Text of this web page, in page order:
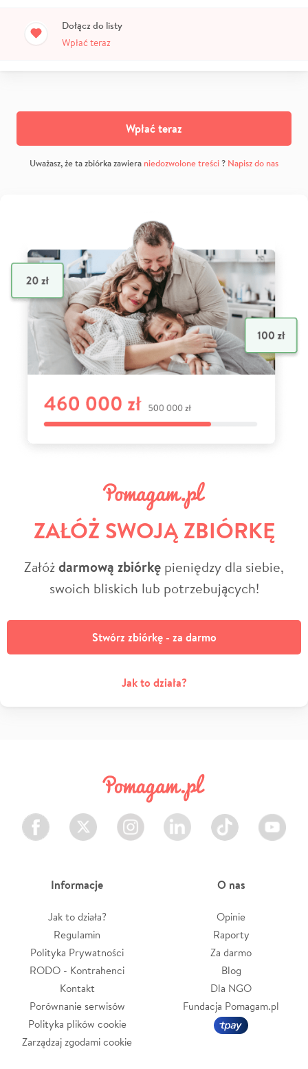
Dołącz do listy
Wpłać teraz
Wpłać teraz
Uważasz, że ta zbiórka zawiera niedozwolone treści? Napisz do nas
ZAŁÓŻ SWOJĄ ZBIÓRKĘ
Załóżdarmową zbiórkę pieniędzy dla siebie,
swoich bliskich lub potrzebujących!
Stwórz zbiórkę - za darmo
Jak to działa?
Facebook Twitter Instagram LinkedIn TikTok Youtube
Informacje
Jak to działa?
Regulamin
Polityka Prywatności
RODO - Kontrahenci
Kontakt
Porównanie serwisów
Polityka plików cookie
Zarządzaj zgodami cookie
O nas
Opinie
Raporty
Za darmo
Blog
Dla NGO
Fundacja Pomagam.pl